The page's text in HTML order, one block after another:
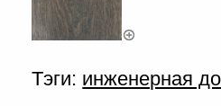
Тэги: инженерная